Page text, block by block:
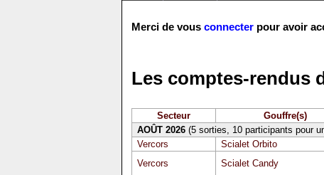
Merci de vous connecter pour avoir
Les comptes-rendus
Secteur Gouffre(s)
AOÛT 2026(5 sorties, 10 participants pour
Vercors
Scialet Orbito
Vercors
Scialet Candy